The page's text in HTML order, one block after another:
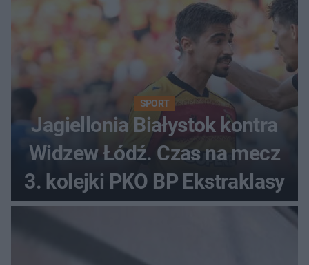
SPORT
Jagiellonia Białystok kontra
Widzew Łódź. Czas na mecz
3. kolejki PKO BP Ekstraklasy